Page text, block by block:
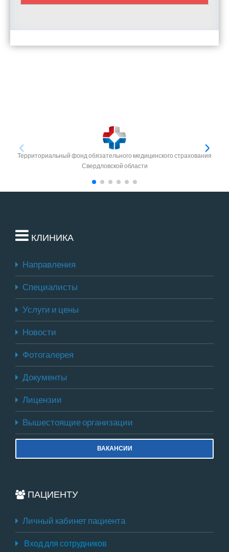
Территориальный фонд обязательного медицинского страхования
Свердловской области
КЛИНИКА
Направления
Специалисты
Услуги и цены
Новости
Фотогалерея
Документы
Лицензии
Вышестоящие организации
ВАКАНСИИ
ПАЦИЕНТУ
Личный кабинет пациента
Вход для сотрудников